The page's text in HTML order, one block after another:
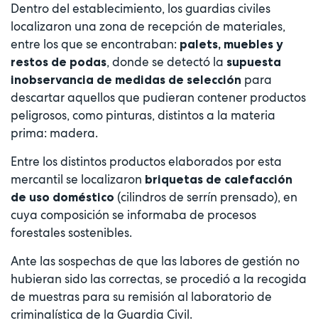
Dentro del establecimiento, los guardias civiles
localizaron una zona de recepción de materiales,
entre los que se encontraban: palets, muebles y
restos de podas, donde se detectó la supuesta
inobservancia de medidas de selección para
descartar aquellos que pudieran contener productos
peligrosos, como pinturas, distintos a la materia
prima: madera.
Entre los distintos productos elaborados por esta
mercantil se localizaron briquetas de calefacción
de uso doméstico (cilindros de serrín prensado), en
cuya composición se informaba de procesos
forestales sostenibles.
Ante las sospechas de que las labores de gestión no
hubieran sido las correctas, se procedió a la recogida
de muestras para su remisión al laboratorio de
criminalística de la Guardia Civil.